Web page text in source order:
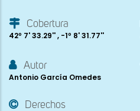
Cobertura
42º 7' 33.29'' , -1º 8' 31.77''
Autor
Antonio García Omedes
Derechos